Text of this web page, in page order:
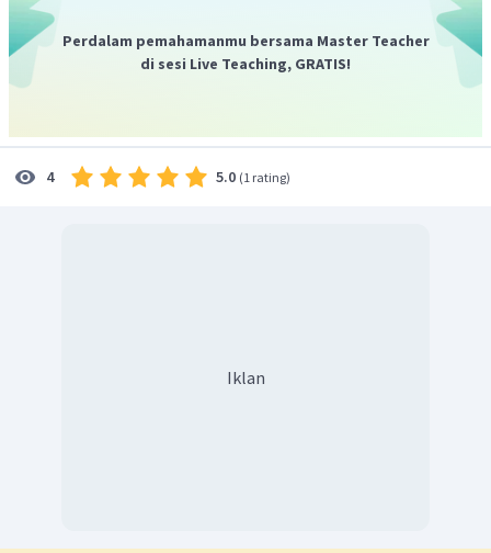
Unsur Q kekurangan 1 elektron
Karena kedua unsur sama-sama kekurangan elektron maka
ikatan yang terbentuk adalah dengan jalan pemakaian
Dengan bentuk ikatan unsur P dan Q sebagai berikut:
Oleh karena itu, jawaban yang benar adalah D.
Perdalam pemahamanmu bersama Master Teacher
di sesi Live Teaching, GRATIS!
4 5.0 (1 rating)
Iklan